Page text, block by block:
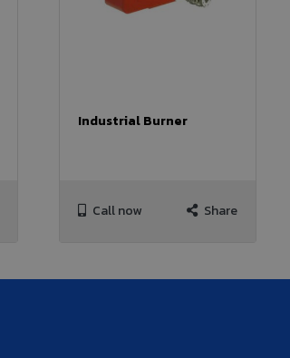
Industrial Burner
Call now Share